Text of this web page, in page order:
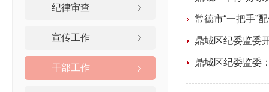
纪律审查
宣传工作
干部工作
常德市“一把手”
鼎城区纪委监委
鼎城区纪委监委